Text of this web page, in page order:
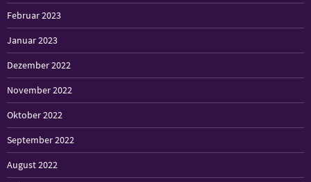
Februar 2023
Januar 2023
Dezember 2022
November 2022
Oktober 2022
September 2022
August 2022